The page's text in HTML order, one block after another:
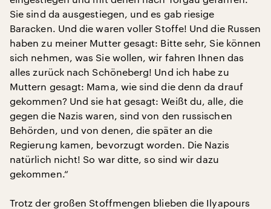
Sie sind da ausgestiegen, und es gab riesige
Baracken. Und die waren voller Stoffe! Und die Russen
haben zu meiner Mutter gesagt: Bitte sehr, Sie können
sich nehmen, was Sie wollen, wir fahren Ihnen das
alles zurück nach Schöneberg! Und ich habe zu
Muttern gesagt: Mama, wie sind die denn da drauf
gekommen? Und sie hat gesagt: Weißt du, alle, die
gegen die Nazis waren, sind von den russischen
Behörden, und von denen, die später an die
Regierung kamen, bevorzugt worden. Die Nazis
natürlich nicht! So war ditte, so sind wir dazu
gekommen.“
Trotz der großen Stoffmengen blieben die Ilyapours